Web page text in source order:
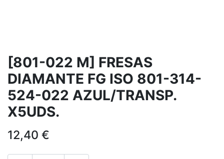
[801-022 M] FRESAS
DIAMANTE FG ISO 801-314-
524-022 AZUL/TRANSP.
X5UDS.
12,40 €